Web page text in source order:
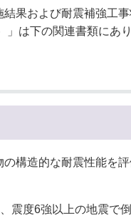
結果および耐震補強工
」は下の関連書類にあり
の構造的な耐震性能を
震度6強以上の地震で